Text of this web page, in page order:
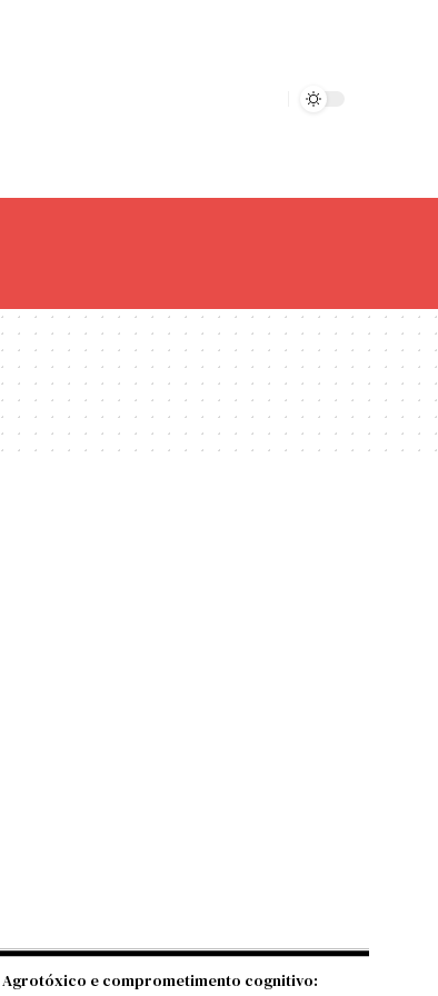
Agrotóxico e comprometimento cognitivo: